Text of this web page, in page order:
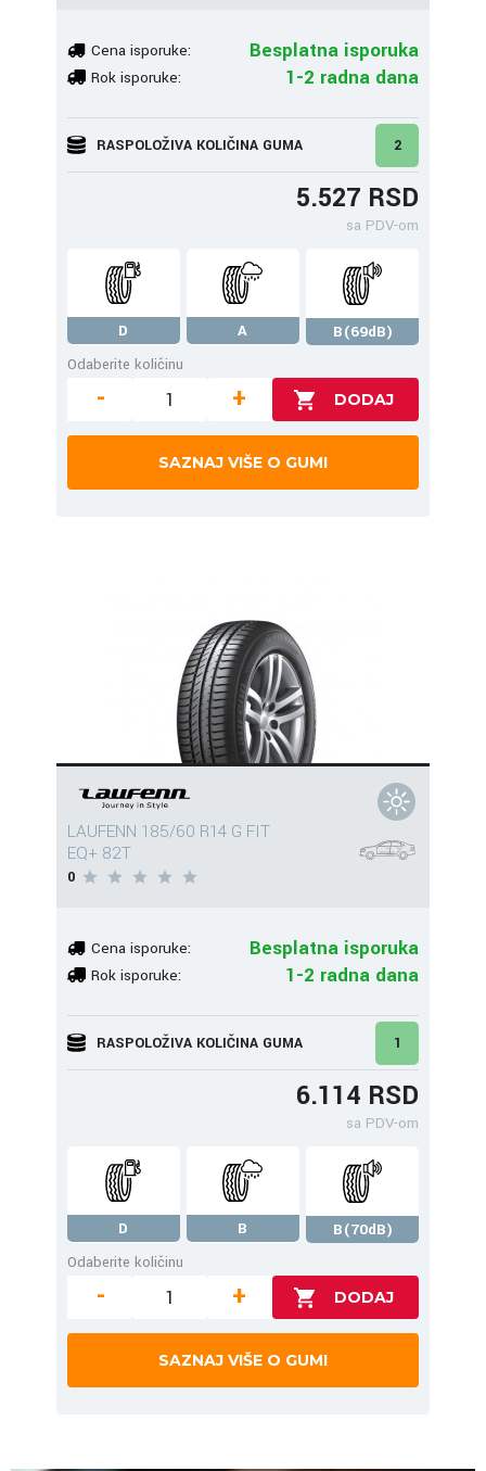
Cena isporuke: Besplatna isporuka
Rok isporuke: 1-2 radna dana
RASPOLOŽIVA KOLIČINA GUMA 2
5.527 RSD
sa PDV-om
D A
B(69dB)
Odaberite količinu
- +
SAZNAJ VIŠE O GUMI
LAUFENN 185/60 R14 G FIT
EQ+ 82T
0
Cena isporuke: Besplatna isporuka
Rok isporuke: 1-2 radna dana
RASPOLOŽIVA KOLIČINA GUMA 1
6.114 RSD
sa PDV-om
D B
B(70dB)
Odaberite količinu
- +
SAZNAJ VIŠE O GUMI